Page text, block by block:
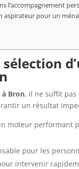
l’accompagnement
aspirateur pour un
Bron, il ne suffit
un résultat
moteur performant
pour les
intervenir